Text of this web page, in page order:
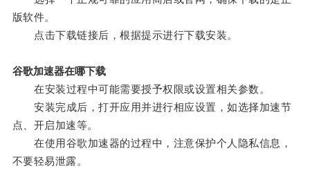
版软件。
点击下载链接后，根据提示进行下载安装。
谷歌加速器在哪下载
在安装过程中可能需要授予权限或设置相关参数。
安装完成后，打开应用并进行相应设置，如选择加速节
点、开启加速等。
在使用谷歌加速器的过程中，注意保护个人隐私信息，
不要轻易泄露。